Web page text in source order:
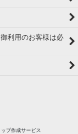
利用のお客様は必
プ作成サービス